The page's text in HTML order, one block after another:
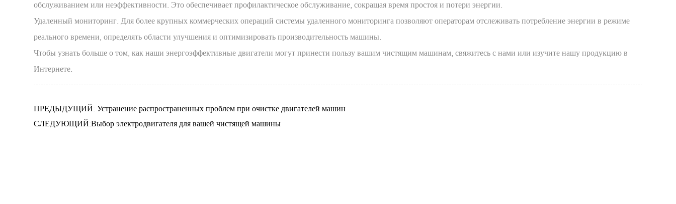
обслуживанием или неэффективности. Это обеспечивает профилактическое обслуживание, сокращая время простоя и потери энергии.
Удаленный мониторинг. Для более крупных коммерческих операций системы удаленного мониторинга позволяют операторам отслеживать потребление энергии в режиме
реального времени, определять области улучшения и оптимизировать производительность машины.
Чтобы узнать больше о том, как наши энергоэффективные двигатели могут принести пользу вашим чистящим машинам, свяжитесь с нами или изучите нашу продукцию в
Интернете.
ПРЕДЫДУЩИЙ: Устранение распространенных проблем при очистке двигателей машин
СЛЕДУЮЩИЙ:Выбор электродвигателя для вашей чистящей машины